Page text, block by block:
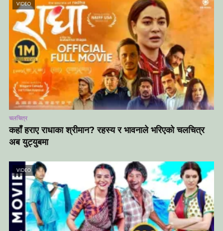
VIDEO
चलचित्र
कहाँ हराए राधाका श्रीमान? रहस्य र भावनाले भरिएको चलचित्र
अब युट्युबमा
VIDEO